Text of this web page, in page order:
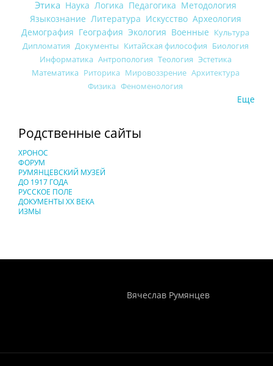
Этика Наука Логика Педагогика Методология
Языкознание Литература Искусство Археология
Демография География Экология Военные Культура
Дипломатия Документы Китайская философия Биология
Информатика Антропология Теология Эстетика
Математика Риторика Мировоззрение Архитектура
Физика Феноменология
Еще
Родственные сайты
ХРОНОС
ФОРУМ
РУМЯНЦЕВСКИЙ МУЗЕЙ
ДО 1917 ГОДА
РУССКОЕ ПОЛЕ
ДОКУМЕНТЫ XX ВЕКА
ИЗМЫ
Вячеслав Румянцев